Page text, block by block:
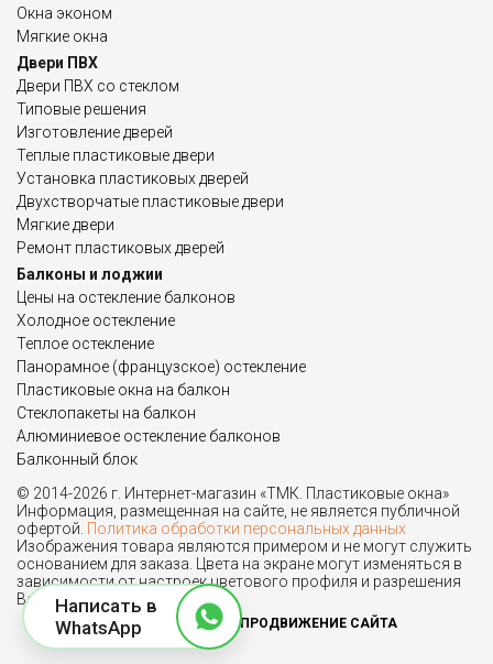
Окна эконом
Мягкие окна
Двери ПВХ
Двери ПВХ со стеклом
Типовые решения
Изготовление дверей
Теплые пластиковые двери
Установка пластиковых дверей
Двухстворчатые пластиковые двери
Мягкие двери
Ремонт пластиковых дверей
Балконы и лоджии
Цены на остекление балконов
Холодное остекление
Теплое остекление
Панорамное (французское) остекление
Пластиковые окна на балкон
Стеклопакеты на балкон
Алюминиевое остекление балконов
Балконный блок
© 2014-2026 г. Интернет-магазин «ТМК. Пластиковые окна»
Информация, размещенная на сайте, не является публичной
офертой. Политика обработки персональных данных
Изображения товара являются примером и не могут служить
основанием для заказа. Цвета на экране могут изменяться в
зависимости от настроек цветового профиля и разрешения
Вашего монитора.
ПРОДВИЖЕНИЕ САЙТА
Написать в
WhatsApp